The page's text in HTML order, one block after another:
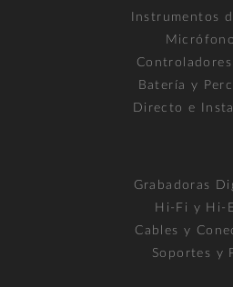
Instrumentos
Controladores
Batería y
Directo e
Grabadoras
Hi-Fi y Hi-
Cables y
Soportes y